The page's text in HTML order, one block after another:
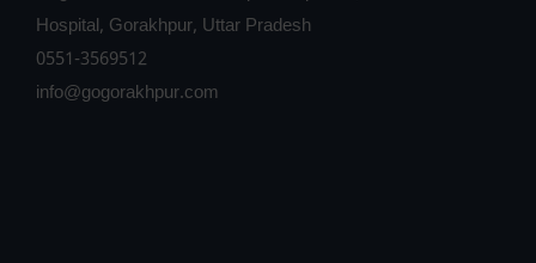
Hospital, Gorakhpur, Uttar Pradesh
0551-3569512
info@gogorakhpur.com